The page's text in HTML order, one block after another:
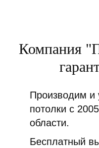
Компания
Производим и
потолки с
области.
Бесплатный